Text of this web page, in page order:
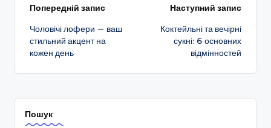
Навігація
по
запису
Попередній запис
Чоловічі лофери — ваш
стильний акцент на
кожен день
Наступний запис
Коктейльні та вечірні
сукні: 6 основних
відмінностей
Пошук